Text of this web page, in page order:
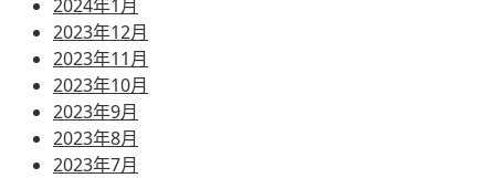
2024年1月
2023年12月
2023年11月
2023年10月
2023年9月
2023年8月
2023年7月